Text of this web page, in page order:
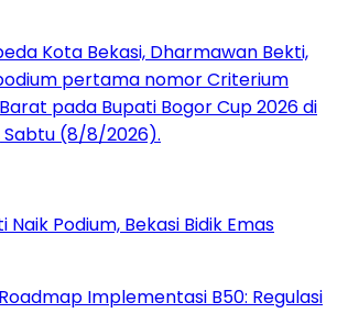
Podium, Bekasi Bidik Emas